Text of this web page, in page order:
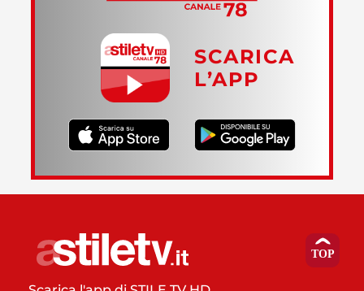
SCARICA
L’APP